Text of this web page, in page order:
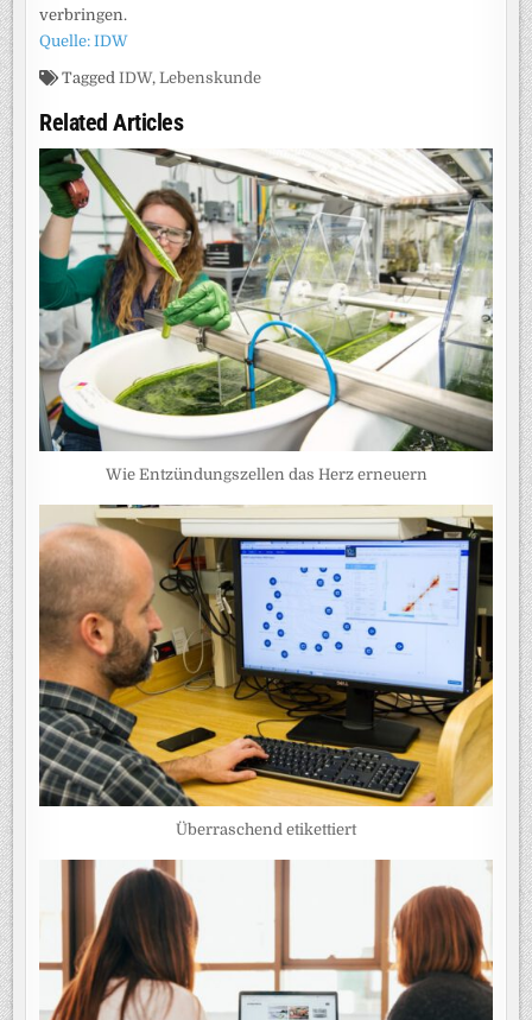
verbringen.
Quelle: IDW
TaggedIDW,Lebenskunde
Related Articles
Wie Entzündungszellen das Herz erneuern
Überraschend etikettiert